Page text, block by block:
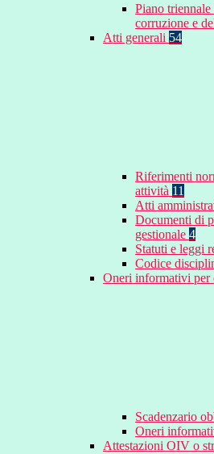
Piano
corruzione e
Atti generali 54
Riferimenti
attività 11
Atti
Documenti di
gestionale 4
Statuti e leggi
Codice
Oneri informativi per
Scadenzario
Oneri
Attestazioni OIV o